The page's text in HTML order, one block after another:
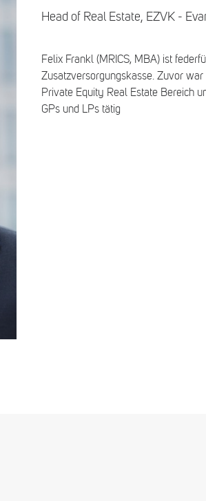
Head of Real Estate, EZVK -
Felix Frankl (MRICS, MBA) ist
Zusatzversorgungskasse. Zuvor
Private Equity Real Estate Bereich
GPs und LPs tätig